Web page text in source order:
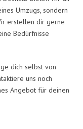
Umzugs, sondern
erstellen dir gerne
Bedürfnisse
dich selbst von
uns noch
Angebot für deinen